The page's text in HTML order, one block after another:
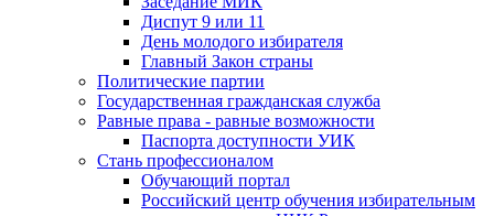
Диспут 9 или 11
День молодого избирателя
Главный Закон страны
Политические партии
Государственная гражданская служба
Равные права - равные возможности
Паспорта доступности УИК
Стань профессионалом
Обучающий портал
Российский центр обучения избирательным